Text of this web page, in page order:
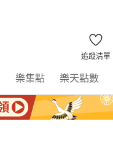
追蹤清單
樂集點 樂天點數